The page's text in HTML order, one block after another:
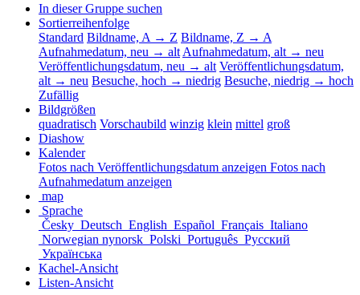
In dieser Gruppe suchen
Sortierreihenfolge
Standard Bildname, A → Z Bildname, Z → A
Aufnahmedatum, neu → alt Aufnahmedatum, alt → neu
Veröffentlichungsdatum, neu → alt Veröffentlichungsdatum,
alt → neu Besuche, hoch → niedrig Besuche, niedrig → hoch
Zufällig
Bildgrößen
quadratisch Vorschaubild winzig klein mittel groß
Diashow
Kalender
Fotos nach Veröffentlichungsdatum anzeigen Fotos nach
Aufnahmedatum anzeigen
map
Sprache
Česky Deutsch English Español Français Italiano
Norwegian nynorsk Polski Português Русский
Українська
Kachel-Ansicht
Listen-Ansicht